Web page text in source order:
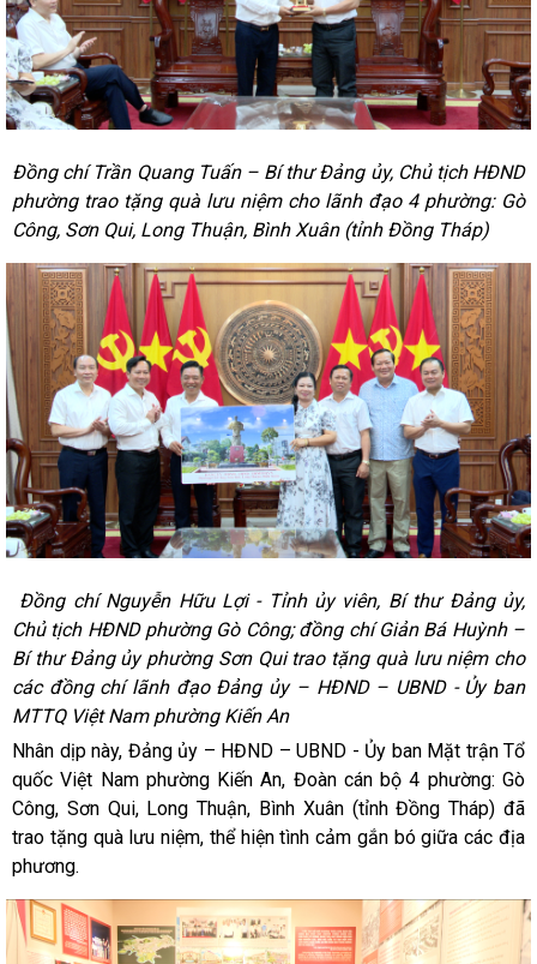
Đồng chí Trần Quang Tuấn – Bí thư Đảng ủy, Chủ tịch HĐND
phường trao tặng quà lưu niệm cho lãnh đạo 4 phường: Gò
Công, Sơn Qui, Long Thuận, Bình Xuân (tỉnh Đồng Tháp)
Đồng chí Nguyễn Hữu Lợi - Tỉnh ủy viên, Bí thư Đảng ủy,
Chủ tịch HĐND phường Gò Công; đồng chí Giản Bá Huỳnh –
Bí thư Đảng ủy phường Sơn Qui trao tặng quà lưu niệm cho
các đồng chí lãnh đạo Đảng ủy – HĐND – UBND - Ủy ban
MTTQ Việt Nam phường Kiến An
Nhân dịp này, Đảng ủy – HĐND – UBND - Ủy ban Mặt trận Tổ
quốc Việt Nam phường Kiến An, Đoàn cán bộ 4 phường: Gò
Công, Sơn Qui, Long Thuận, Bình Xuân (tỉnh Đồng Tháp) đã
trao tặng quà lưu niệm, thể hiện tình cảm gắn bó giữa các địa
phương.